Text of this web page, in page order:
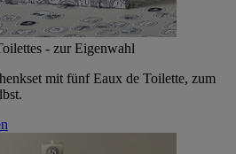
- zur Eigenwahl
mit fünf Eaux de Toilette, zum